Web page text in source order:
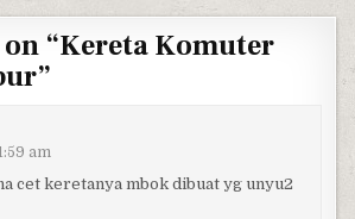
“Kereta Komuter
”
am
cet keretanya mbok dibuat yg unyu2